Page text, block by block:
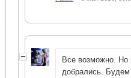
Все возможно. Но
добрались.